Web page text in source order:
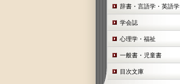
辞書・言語学・英語学
学会誌
心理学・福祉
一般書・児童書
目次文庫